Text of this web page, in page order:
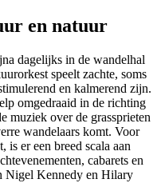
en natuur
dagelijks in de wandelhal
speelt zachte, soms
en kalmerend zijn.
omgedraaid in de richting
muziek over de grassprieten
wandelaars komt. Voor
is er een breed scala aan
cabarets en
Nigel Kennedy en Hilary